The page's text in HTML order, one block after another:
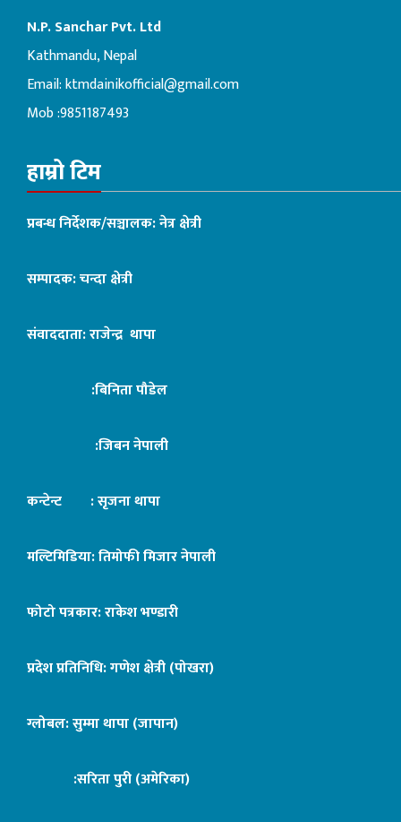
N.P. Sanchar Pvt. Ltd
Kathmandu, Nepal
Email:ktmdainikofficial@gmail.com
Mob :9851187493
हाम्रो टिम
प्रबन्ध निर्देशक/सञ्चालक: नेत्र क्षेत्री
सम्पादक: चन्दा क्षेत्री
संवाददाता: राजेन्द्र थापा
:बिनिता पौडेल
:जिबन नेपाली
कन्टेन्ट : सृजना थापा
मल्टिमिडिया: तिमोफी मिजार नेपाली
फोटो पत्रकार: राकेश भण्डारी
प्रदेश प्रतिनिधि: गणेश क्षेत्री (पोखरा)
ग्लोबल: सुम्मा थापा (जापान)
:सरिता पुरी (अमेरिका)